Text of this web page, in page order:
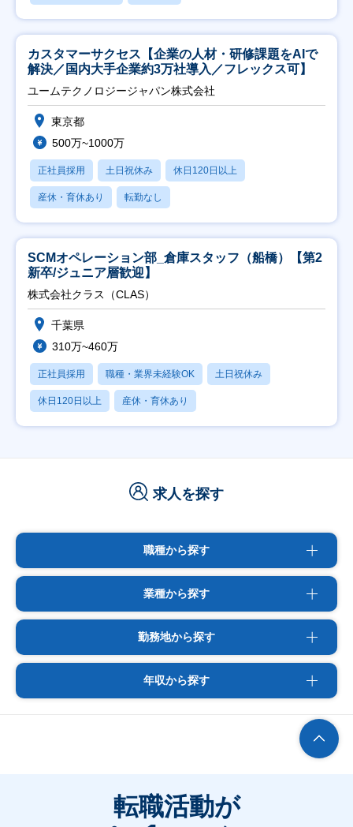
カスタマーサクセス【企業の人材・研修課題をAIで
解決／国内大手企業約3万社導入／フレックス可】
ユームテクノロジージャパン株式会社
東京都
500万~1000万
正社員採用 土日祝休み 休日120日以上
産休・育休あり 転勤なし
SCMオペレーション部_倉庫スタッフ（船橋）【第2
新卒/ジュニア層歓迎】
株式会社クラス（CLAS）
千葉県
310万~460万
正社員採用 職種・業界未経験OK 土日祝休み
休日120日以上 産休・育休あり
求人を探す
職種から探す
業種から探す
勤務地から探す
年収から探す
転職活動が